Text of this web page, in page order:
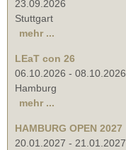
23.09.2026
Stuttgart
mehr ...
LEaT con 26
06.10.2026 - 08.10.2026
Hamburg
mehr ...
HAMBURG OPEN 2027
20.01.2027 - 21.01.2027